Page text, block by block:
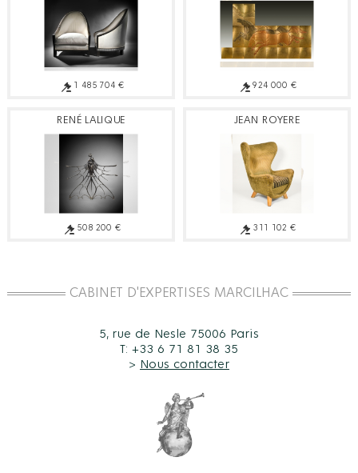
1 485 704 € 924 000 €
RENÉ LALIQUE
508 200 €
JEAN ROYERE
311 102 €
CABINET D'EXPERTISES MARCILHAC
5, rue de Nesle 75006 Paris
T: +33 6 71 81 38 35
> Nous contacter